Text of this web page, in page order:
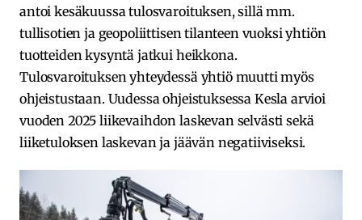
antoi kesäkuussa tulosvaroituksen, sillä mm.
tullisotien ja geopoliittisen tilanteen vuoksi yhtiön
tuotteiden kysyntä jatkui heikkona.
Tulosvaroituksen yhteydessä yhtiö muutti myös
ohjeistustaan. Uudessa ohjeistuksessa Kesla arvioi
vuoden 2025 liikevaihdon laskevan selvästi sekä
liiketuloksen laskevan ja jäävän negatiiviseksi.